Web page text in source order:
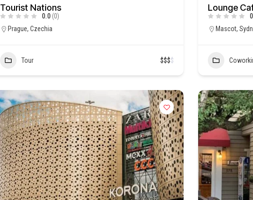
Tourist Nations
0.0 (0)
Prague, Czechia
Tour $$$$
Lounge
Mascot,